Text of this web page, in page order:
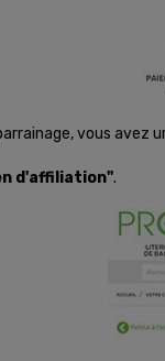
vous avez
d'affiliation".